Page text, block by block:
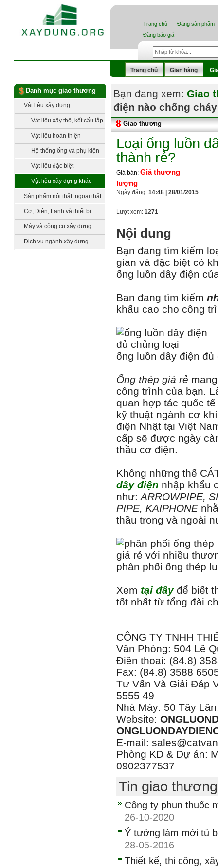
Trang chủ
Đăng sản phẩm
Đăng báo giá
Trang chủ Gian hàng
Danh mục giao thương
Vật liệu xây dựng
Vật liệu xây thô, kết cấu lắp
Vật liệu hoàn thiện
Hệ thống ống và phụ kiện
Vật liệu đặc biệt
Vật liệu xây dựng khác
Sản phẩm nội thất, ngoại thất
Cơ, Điện, Lạnh và thiết bị
công nghệ
Máy và công cụ xây dựng
Dịch vụ ngành xây dựng
Bạn đang xem: Giao
điện nào chống
Giao thương
Loại ống luồn
thành rẻ?
Giá bán: Giá thương
lượng
Ngày đăng: 14:48 | 28/01/2015
Lượt xem: 1271
Nội dung
Bạn đang tìm kiếm
gian và đặc biệt có
ống luồn dây điện
Bạn đang tìm kiếm
khấu cao cho công
ống luồn dây điện đủ
Ống thép giá rẻ
công trình của bạn.
quan hợp tác quốc
kỹ thuật ngành cơ
điện Nhật tại Việt
cấp sẽ được ngày
thầu cơ điện.
Không những thế
dây điện nhập khẩu
như:ARROWPIPE,
PIPE, KAIPHONE
thầu trong và ngoài
phân phối ống thép
Xem tại đâyđể biết
tốt nhất từ tổng đài
CÔNG TY TNHH
Văn Phòng: 504 Lê
Điện thoại: (84.8)
Fax: (84.8) 3588
Tư Vấn Và Giải Đáp
5555 49
Nhà Máy: 50 Tây
Website:
E-mail:
Phòng KD & Dự án:
0902377537
Tin giao
Công ty phun thuốc
26-10-2020
Ý tưởng làm mới tủ
28-05-2016
Thiết kế, thi công,